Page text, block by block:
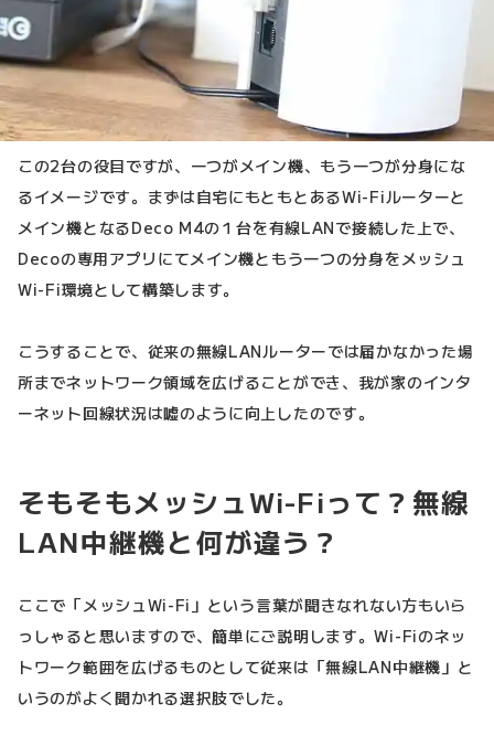
この2台の役目ですが、一つがメイン機、もう一つが分身にな
るイメージです。まずは自宅にもともとあるWi-Fiルーターと
メイン機となるDeco M4の１台を有線LANで接続した上で、
Decoの専用アプリにてメイン機ともう一つの分身をメッシュ
Wi-Fi環境として構築します。
こうすることで、従来の無線LANルーターでは届かなかった場
所までネットワーク領域を広げることができ、我が家のインタ
ーネット回線状況は嘘のように向上したのです。
そもそもメッシュWi-Fiって？無線
LAN中継機と何が違う？
ここで「メッシュWi-Fi」という言葉が聞きなれない方もいら
っしゃると思いますので、簡単にご説明します。Wi-Fiのネッ
トワーク範囲を広げるものとして従来は「無線LAN中継機」と
いうのがよく聞かれる選択肢でした。